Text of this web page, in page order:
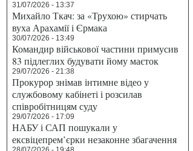
31/07/2026 - 13:37
Михайло Ткач: за «Трухою» стирчать
вуха Арахамії і Єрмака
30/07/2026 - 13:49
Командир військової частини примусив
83 підлеглих будувати йому маєток
29/07/2026 - 21:38
Прокурор знімав інтимне відео у
службовому кабінеті і розсилав
співробітницям суду
29/07/2026 - 17:09
НАБУ і САП пошукали у
ексвіцепрем’єрки незаконне збагачення